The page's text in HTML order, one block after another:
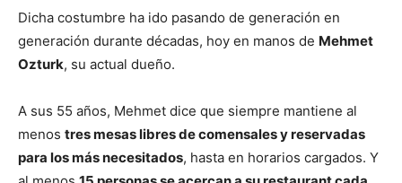
Dicha costumbre ha ido pasando de generación en
generación durante décadas, hoy en manos de Mehmet
Ozturk, su actual dueño.
A sus 55 años, Mehmet dice que siempre mantiene al
menos tres mesas libres de comensales y reservadas
para los más necesitados, hasta en horarios cargados. Y